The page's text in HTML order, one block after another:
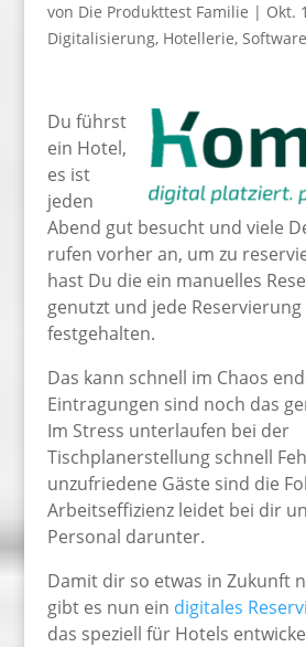
von Die Produkttest Familie | Okt.
Digitalisierung, Hotellerie, Software
Du führst
ein Hotel,
es ist
jeden
Abend gut besucht und viele
rufen vorher an, um zu
hast Du die ein manuelles
genutzt und jede
festgehalten.
Das kann schnell im Chaos
Eintragungen sind noch das
Im Stress unterlaufen bei der
Tischplanerstellung schnell
unzufriedene Gäste sind die
Arbeitseffizienz leidet bei dir
Personal darunter.
Damit dir so etwas in Zukunft
gibt es nun ein digitales
das speziell für Hotels